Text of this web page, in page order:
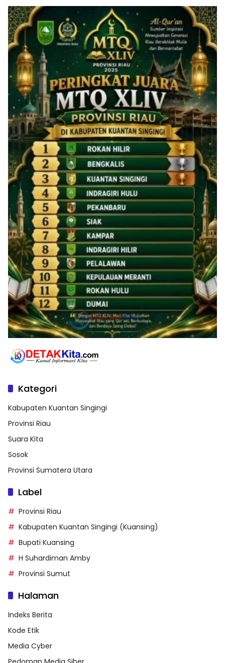
Kategori
Kabupaten Kuantan Singingi
Provinsi Riau
Suara Kita
Sosok
Provinsi Sumatera Utara
Label
Provinsi Riau
Kabupaten Kuantan Singingi (Kuansing)
Bupati Kuansing
H Suhardiman Amby
Provinsi Sumut
Halaman
Indeks Berita
Kode Etik
Media Cyber